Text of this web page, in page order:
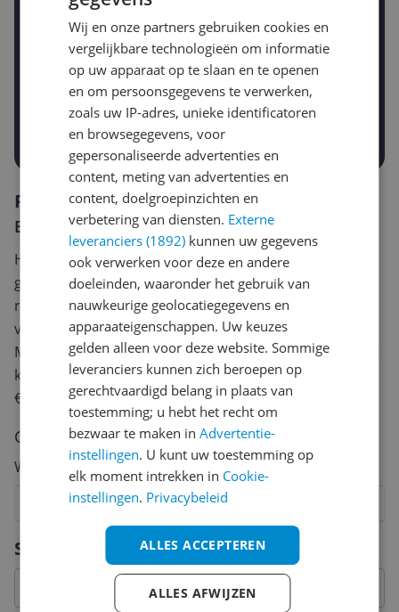
Gewenste daling of bedrag
-5% -10% -15%
Gewenste prijs
€
Prijsalert aanzetten
Specificaties
Reviews
Er zijn nog geen reviews geschreven
Heb jij dit product in bezit en wil je graag je mening
geven? Start dan hieronder met het schrijven van je
review. Afhankelijk van de details duurt het schrijven
van een review gemiddeld tussen de 3 en 10 minuten.
Met jouw mening help je andere bezoekers een betere
keuze te maken én maak je iedere maand kans op
€250,-!
Klik hier voor de actievoorwaarden.
Cijfer
Welk cijfer geef jij dit product?
6
5
4
3
2
Wij en onze partners gebruiken cookies en
vergelijkbare technologieën om informatie
op uw apparaat op te slaan en te openen
en om persoonsgegevens te verwerken,
zoals uw IP-adres, unieke identificatoren
en browsegegevens, voor
gepersonaliseerde advertenties en
content, meting van advertenties en
content, doelgroepinzichten en
verbetering van diensten. Externe
leveranciers (1892) kunnen uw gegevens
ook verwerken voor deze en andere
doeleinden, waaronder het gebruik van
nauwkeurige geolocatiegegevens en
apparaateigenschappen. Uw keuzes
gelden alleen voor deze website. Sommige
leveranciers kunnen zich beroepen op
gerechtvaardigd belang in plaats van
toestemming; u hebt het recht om
bezwaar te maken inAdvertentie-
instellingen. U kunt uw toestemming op
elk moment intrekken in Cookie-
instellingen. Privacybeleid
ALLES ACCEPTEREN
ALLES AFWIJZEN